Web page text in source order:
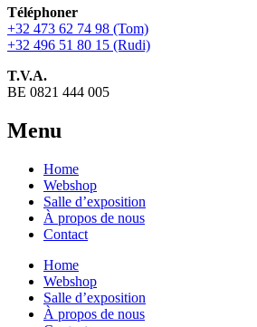
Téléphoner
+32 473 62 74 98 (Tom)
+32 496 51 80 15 (Rudi)
T.V.A.
BE 0821 444 005
Menu
Home
Webshop
Salle d’exposition
À propos de nous
Contact
Home
Webshop
Salle d’exposition
À propos de nous